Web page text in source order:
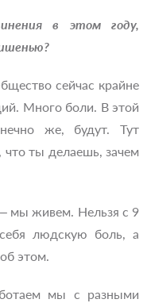
в этом году,
сейчас крайне
Много боли. В этой
же, будут. Тут
ты делаешь, зачем
мы живем. Нельзя с 9
людскую боль, а
этом.
мы с разными